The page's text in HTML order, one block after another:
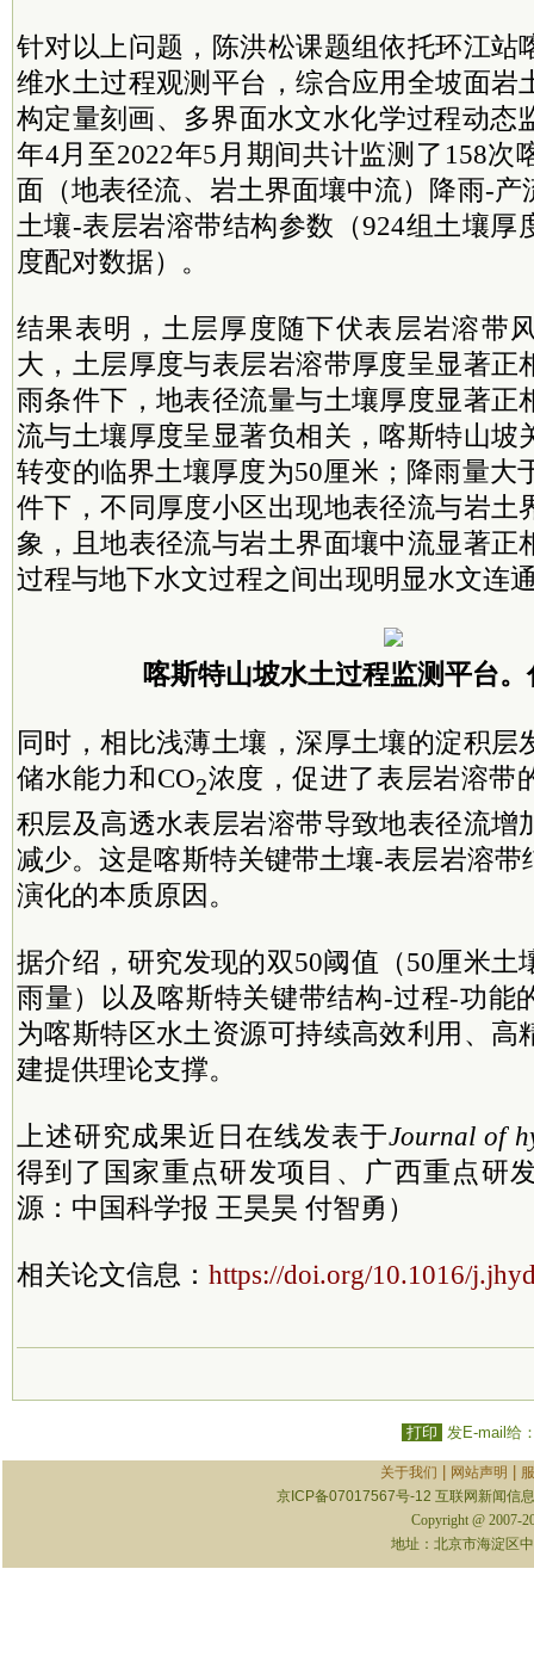
针对以上问题，陈洪松课题组依托环江站
维水土过程观测平台，综合应用全坡面岩
构定量刻画、多界面水文水化学过程动态
年4月至2022年5月期间共计监测了158次
面（地表径流、岩土界面壤中流）降雨-产
土壤-表层岩溶带结构参数（924组土壤厚
度配对数据）。
结果表明，土层厚度随下伏表层岩溶带
大，土层厚度与表层岩溶带厚度呈显著正
雨条件下，地表径流量与土壤厚度显著正
流与土壤厚度呈显著负相关，喀斯特山坡
转变的临界土壤厚度为50厘米；降雨量大
件下，不同厚度小区出现地表径流与岩土
象，且地表径流与岩土界面壤中流显著正
过程与地下水文过程之间出现明显水文连
喀斯特山坡水土过程监测平台
同时，相比浅薄土壤，深厚土壤的淀积层
储水能力和CO2浓度，促进了表层岩溶带
积层及高透水表层岩溶带导致地表径流增
减少。这是喀斯特关键带土壤-表层岩溶带
演化的本质原因。
据介绍，研究发现的双50阈值（50厘米土
雨量）以及喀斯特关键带结构-过程-功能
为喀斯特区水土资源可持续高效利用、高
建提供理论支撑。
上述研究成果近日在线发表于Journal of
得到了国家重点研发项目、广西重点研
源：中国科学报 王昊昊 付智勇）
相关论文信息： https://doi.org/10.1016/
打印 发E-mail给
关于我们 网站声明
京ICP备07017567号-12 互联网新闻信
Copyright @ 2007-
地址：北京市海淀区